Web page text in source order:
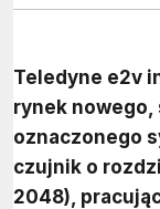
Teledyne e2v
rynek nowego,
oznaczonego
czujnik o
2048),